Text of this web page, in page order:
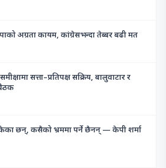
अग्रता कायम, कांग्रेसभन्दा तेब्बर बढी मत
सत्ता–प्रतिपक्ष सक्रिय, बालुवाटार र
बैठक
छन्, कसैको भ्रममा पर्ने छैनन् — केपी शर्मा